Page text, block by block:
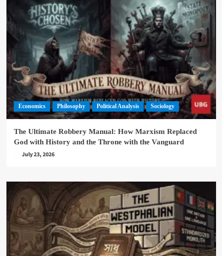
Economics Philosophy Political Analysis Sociology
The Ultimate Robbery Manual: How Marxism Replaced
God with History and the Throne with the Vanguard
July 23, 2026